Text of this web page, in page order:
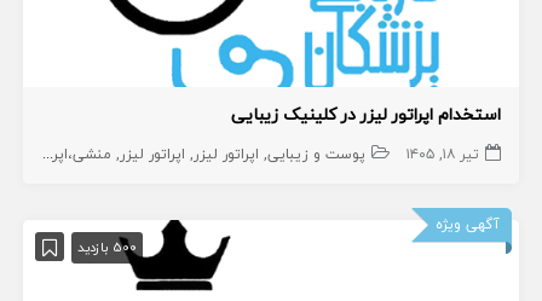
استخدام اپراتور لیزر در کلینیک زیبایی
تیر ۱۸, ۱۴۰۵ پوست و زیبایی اپراتور لیزر اپراتور لیزر منشی،اپراتور،دستیار
آگهی ویژه
500 بازدید